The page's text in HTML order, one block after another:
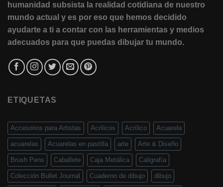
humanidad subsista la realidad cotidiana de nuestro
mundo actual y es por eso que hemos decidido
ayudarte a ti a contar con las herramientas y medios
adecuados para que puedas dibujar tu mundo.
ETIQUETAS
Accesorios para Artistas Acrilicos Acrílico Acuarela
acuarelas Acuarelas en pastilla arte Arte & Diseño
Brush Pens Caballete Caja Metálica Caligrafía
Colección Bullet Journal Cuaderno de dibujo dibujo